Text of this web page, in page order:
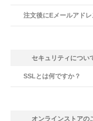
注文後にEメールアド
セキュリティについ
SSLとは何ですか？
オンラインストアの